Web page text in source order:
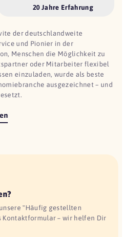
20 Jahre Erfahrung
der deutschlandweite
und Pionier in der
Menschen die Möglichkeit zu
oder Mitarbeiter flexibel
einzuladen, wurde als beste
ausgezeichnet – und
"Häufig gestellten
Kontaktformular – wir helfen Dir